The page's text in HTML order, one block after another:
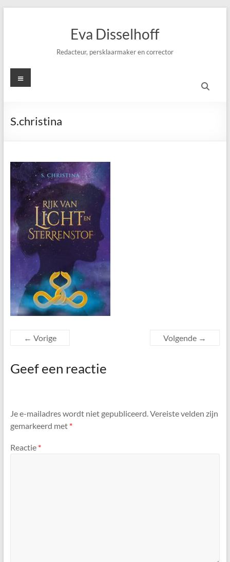
Eva Disselhoff
Redacteur, persklaarmaker en corrector
Menu
S.christina
← Vorige Volgende →
Geef een reactie
Je e-mailadres wordt niet gepubliceerd.Vereiste velden zijn
gemarkeerd met *
Reactie *